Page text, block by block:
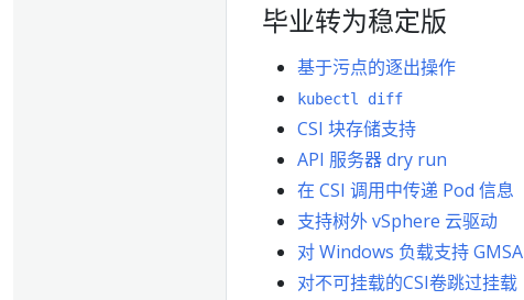
毕业转为稳定版
基于污点的逐出操作
kubectl diff
CSI 块存储支持
API 服务器 dry run
在 CSI 调用中传递 Pod 信息
支持树外 vSphere 云驱动
对 Windows 负载支持 GMSA
对不可挂载的CSI卷跳过挂载